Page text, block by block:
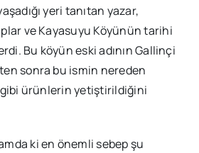
yeri tanıtan yazar,
ve Kayasuyu Köyünün tarihi
Bu köyün eski adının Gallinçi
sonra bu ismin nereden
ürünlerin yetiştirildiğini
ki en önemli sebep şu